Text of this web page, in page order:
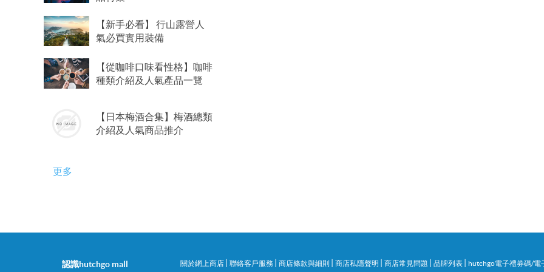
【新手必看】 行山露營人
氣必買實用裝備
【從咖啡口味看性格】咖啡
種類介紹及人氣產品一覽
【日本梅酒合集】梅酒總類
介紹及人氣商品推介
更多
認識hutchgo mall 關於網上商店 聯絡客戶服務 商店條款與細則 商店私隱聲明 商店常見問題 品牌列表 hutchgo電子禮券碼/電